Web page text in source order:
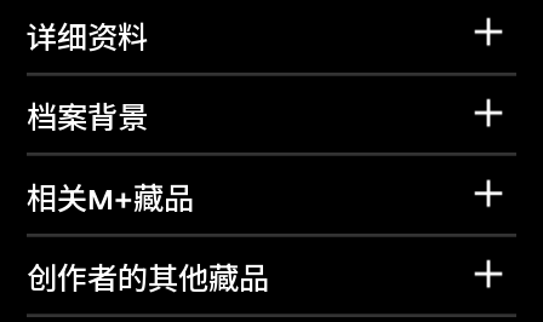
详细资料
档案背景
相关M+藏品
创作者的其他藏品